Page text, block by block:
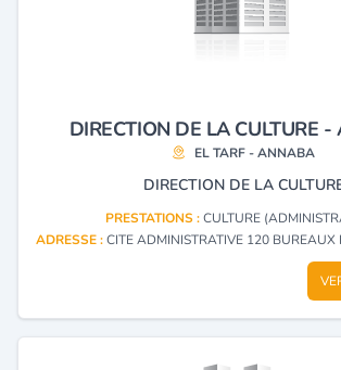
DIRECTION DE LA CULTURE
EL TARF - ANNABA
DIRECTION DE LA
PRESTATIONS :CULTURE
ADRESSE :CITE ADMINISTRATIVE 120 BUREAUX